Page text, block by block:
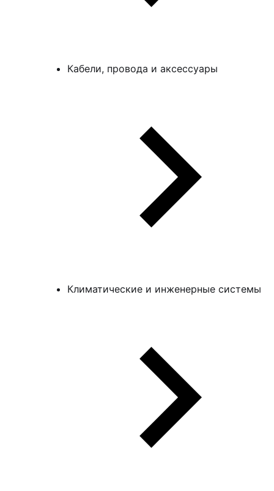
Кабели, провода и аксессуары
Климатические и инженерные системы